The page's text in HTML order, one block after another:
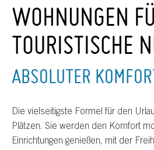
WOHNUNGEN
TOURISTISCHE
ABSOLUTER
Die vielseitigste Formel für den
Plätzen. Sie werden den Komfort
Einrichtungen genießen, mit der